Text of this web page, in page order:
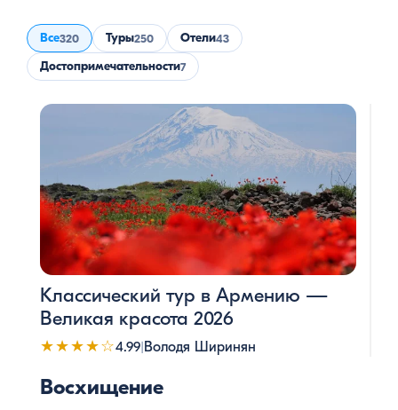
Все320 Туры250 Отели43
Достопримечательности7
Классический тур в Армению —
Великая красота 2026
★★★★☆4.99|Володя Ширинян
Восхищение